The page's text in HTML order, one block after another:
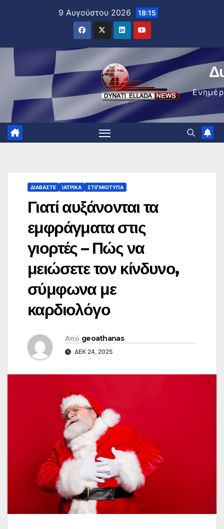
9 Αυγούστου 2026 18:15
ΔΙΑΒΆΣΤΕ ΙΑΤΡΙΚΆ ΣΤΙΓΜΙΌΤΥΠΑ
Γιατί αυξάνονται τα
εμφράγματα στις
γιορτές – Πώς να
μειώσετε τον κίνδυνο,
σύμφωνα με
καρδιολόγο
Από geoathanas
ΔΕΚ 24, 2025